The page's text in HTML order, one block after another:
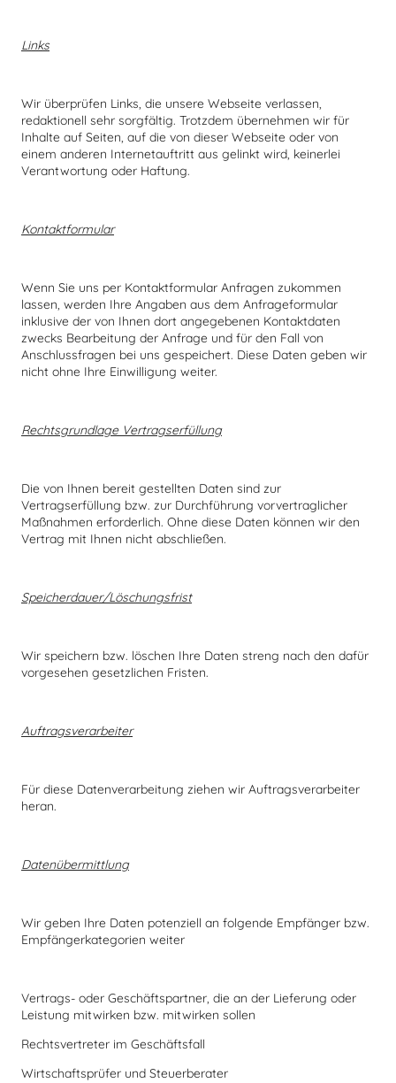
Links
Wir überprüfen Links, die unsere Webseite verlassen,
redaktionell sehr sorgfältig. Trotzdem übernehmen wir für
Inhalte auf Seiten, auf die von dieser Webseite oder von
einem anderen Internetauftritt aus gelinkt wird, keinerlei
Verantwortung oder Haftung.
Kontaktformular
Wenn Sie uns per Kontaktformular Anfragen zukommen
lassen, werden Ihre Angaben aus dem Anfrageformular
inklusive der von Ihnen dort angegebenen Kontaktdaten
zwecks Bearbeitung der Anfrage und für den Fall von
Anschlussfragen bei uns gespeichert. Diese Daten geben wir
nicht ohne Ihre Einwilligung weiter.
Rechtsgrundlage Vertragserfüllung
Die von Ihnen bereit gestellten Daten sind zur
Vertragserfüllung bzw. zur Durchführung vorvertraglicher
Maßnahmen erforderlich. Ohne diese Daten können wir den
Vertrag mit Ihnen nicht abschließen.
Speicherdauer/Löschungsfrist
Wir speichern bzw. löschen Ihre Daten streng nach den dafür
vorgesehen gesetzlichen Fristen.
Auftragsverarbeiter
Für diese Datenverarbeitung ziehen wir Auftragsverarbeiter
heran.
Datenübermittlung
Wir geben Ihre Daten potenziell an folgende Empfänger bzw.
Empfängerkategorien weiter
Vertrags- oder Geschäftspartner, die an der Lieferung oder
Leistung mitwirken bzw. mitwirken sollen
Rechtsvertreter im Geschäftsfall
Wirtschaftsprüfer und Steuerberater